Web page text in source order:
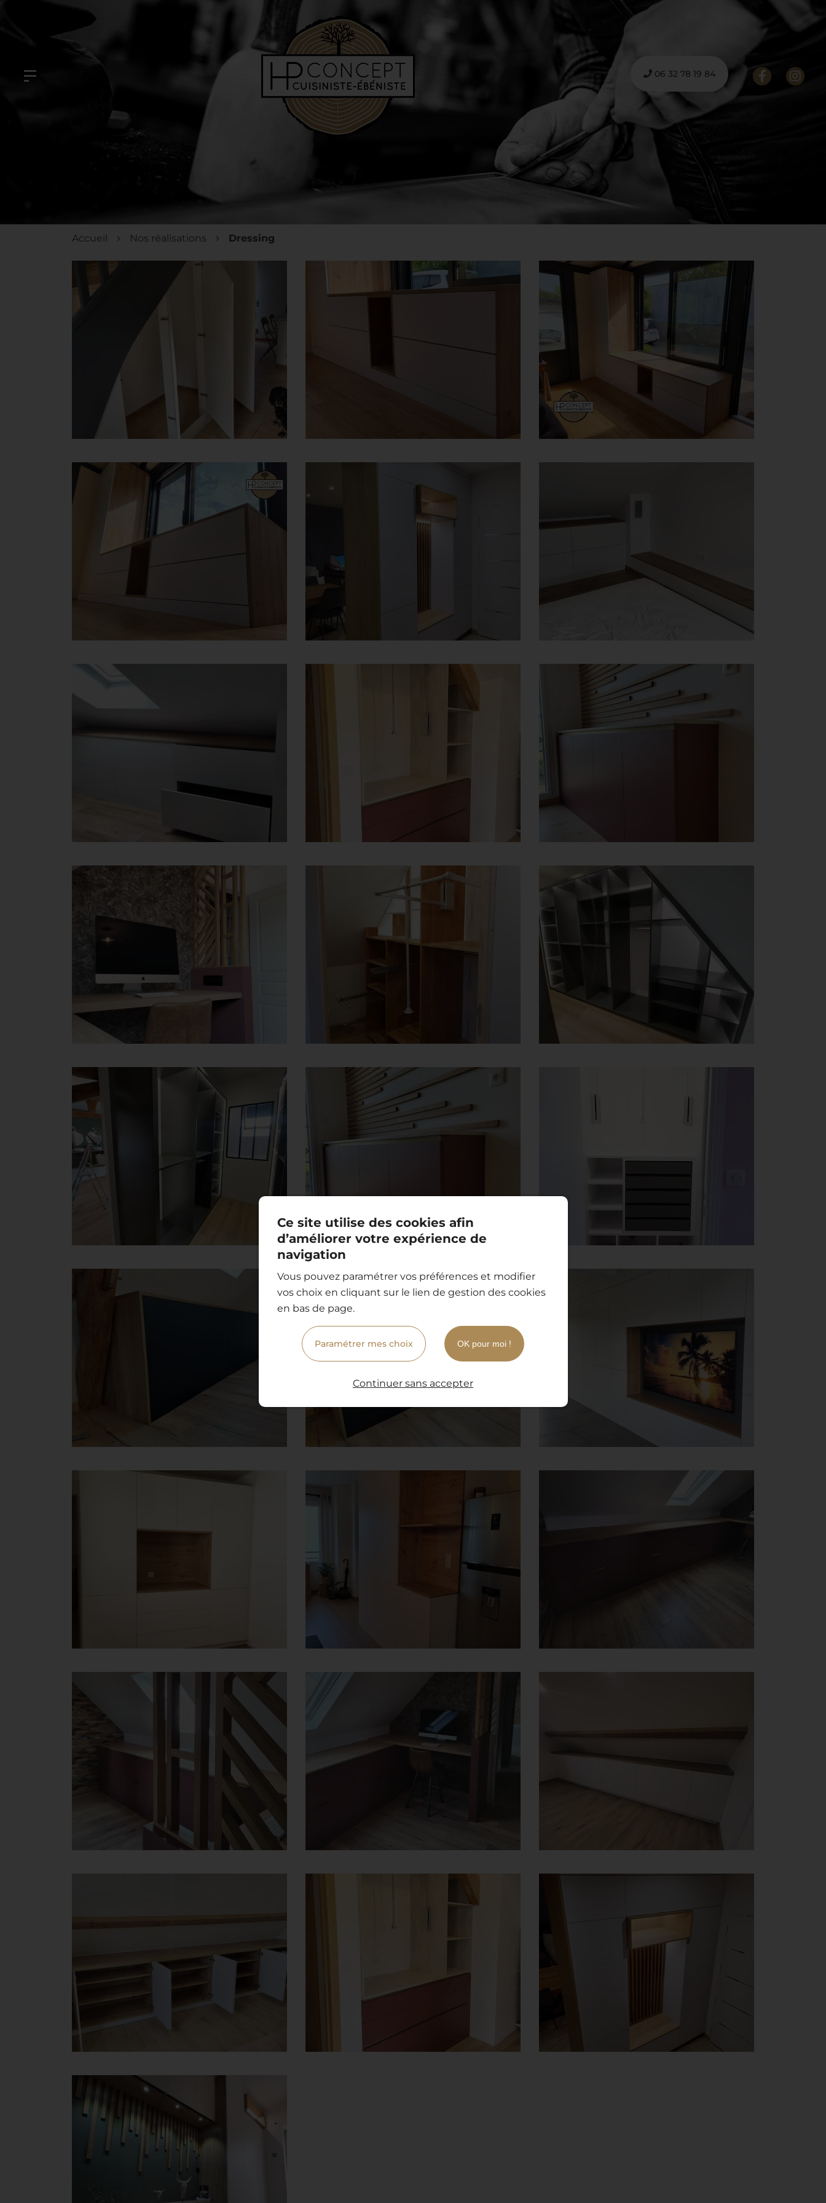
06 32 78 19 84
Accueil Nos réalisations Dressing
Ce site utilise des cookies afin
d’améliorer votre expérience de
navigation
Vous pouvez paramétrer vos préférences et modifier
vos choix en cliquant sur le lien de gestion des cookies
en bas de page.
Paramétrer mes choix OK pour moi !
Continuer sans accepter